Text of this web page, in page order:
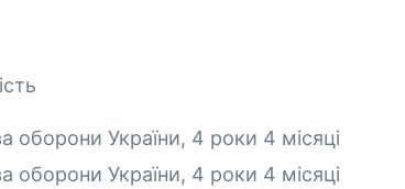
оборони України, 4 роки 4 місяці
оборони України, 4 роки 4 місяці